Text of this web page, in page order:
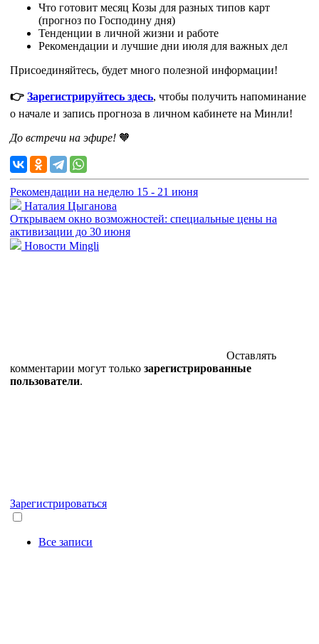
Что готовит месяц Козы для разных типов карт
(прогноз по Господину дня)
Тенденции в личной жизни и работе
Рекомендации и лучшие дни июля для важных дел
Присоединяйтесь, будет много полезной информации!
👉 Зарегистрируйтесь здесь, чтобы получить напоминание
о начале и запись прогноза в личном кабинете на Минли!
До встречи на эфире! 🧡
Рекомендации на неделю 15 - 21 июня
Наталия Цыганова
Открываем окно возможностей: специальные цены на
активизации до 30 июня
Новости Mingli
Оставлять
комментарии могут только зарегистрированные
пользователи.
Зарегистрироваться
Все записи